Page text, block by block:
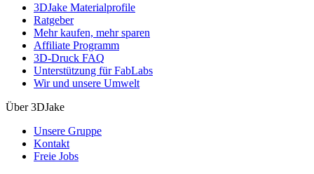
3DJake Materialprofile
Ratgeber
Mehr kaufen, mehr sparen
Affiliate Programm
3D-Druck FAQ
Unterstützung für FabLabs
Wir und unsere Umwelt
Über 3DJake
Unsere Gruppe
Kontakt
Freie Jobs